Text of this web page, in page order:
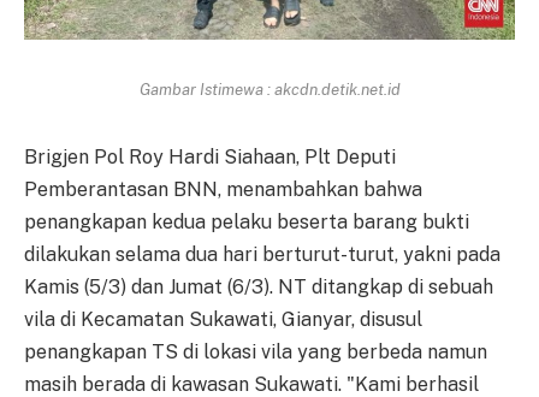
Gambar Istimewa : akcdn.detik.net.id
Brigjen Pol Roy Hardi Siahaan, Plt Deputi
Pemberantasan BNN, menambahkan bahwa
penangkapan kedua pelaku beserta barang bukti
dilakukan selama dua hari berturut-turut, yakni pada
Kamis (5/3) dan Jumat (6/3). NT ditangkap di sebuah
vila di Kecamatan Sukawati, Gianyar, disusul
penangkapan TS di lokasi vila yang berbeda namun
masih berada di kawasan Sukawati. "Kami berhasil